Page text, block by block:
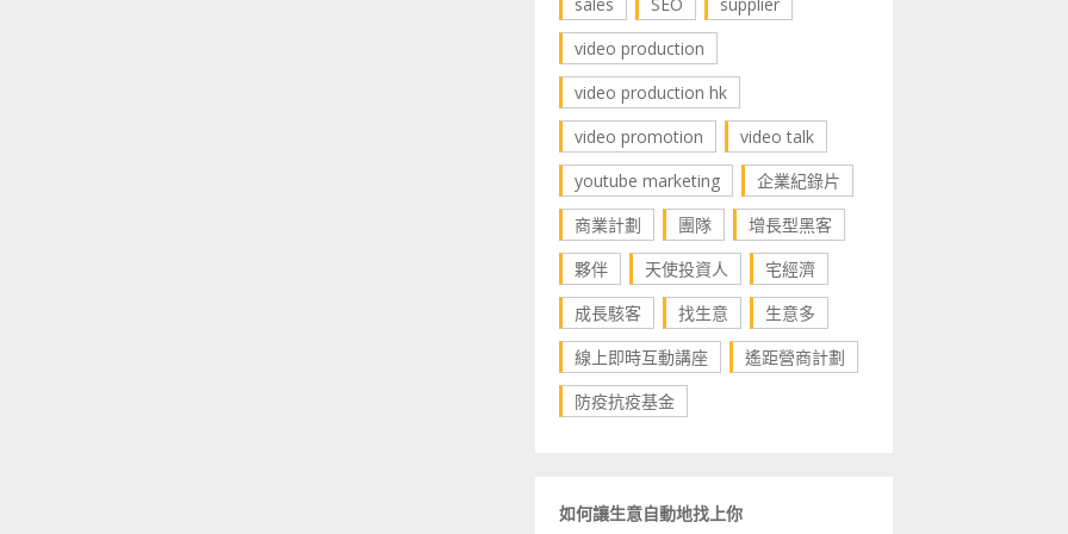
video production
video production hk
video promotion
video talk
youtube marketing
企業紀錄片
商業計劃
團隊
增長型黑客
夥伴
天使投資人
宅經濟
成長駭客
找生意
生意多
線上即時互動講座
遙距營商計劃
防疫抗疫基金
如何讓生意自動地找上你